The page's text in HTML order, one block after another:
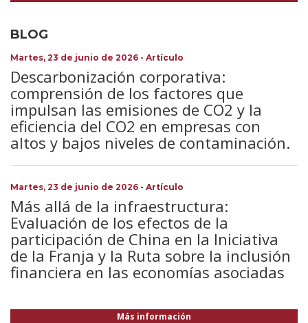
BLOG
Martes, 23 de junio de 2026 - Artículo
Descarbonización corporativa:
comprensión de los factores que
impulsan las emisiones de CO2 y la
eficiencia del CO2 en empresas con
altos y bajos niveles de contaminación.
Martes, 23 de junio de 2026 - Artículo
Más allá de la infraestructura:
Evaluación de los efectos de la
participación de China en la Iniciativa
de la Franja y la Ruta sobre la inclusión
financiera en las economías asociadas
Más información